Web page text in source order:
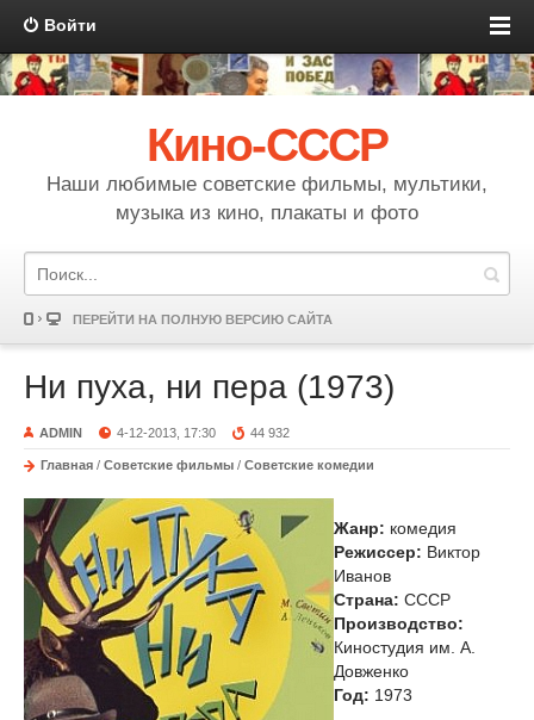
Войти
Кино-СССР
Наши любимые советские фильмы, мультики,
музыка из кино, плакаты и фото
ПЕРЕЙТИ НА ПОЛНУЮ ВЕРСИЮ САЙТА
Ни пуха, ни пера (1973)
ADMIN 4-12-2013, 17:30 44 932
Главная / Советские фильмы / Советские комедии
Жанр: комедия
Режиссер: Виктор
Иванов
Страна: СССР
Производство:
Киностудия им. А.
Довженко
Год: 1973